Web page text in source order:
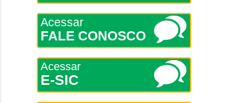
Acessar
FALE CONOSCO
Acessar
E-SIC